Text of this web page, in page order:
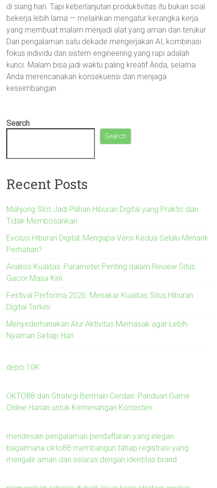
di siang hari. Tapi keberlanjutan produktivitas itu bukan soal
bekerja lebih lama — melainkan mengatur kerangka kerja
yang membuat malam menjadi alat yang aman dan terukur.
Dari pengalaman satu dekade mengerjakan AI, kombinasi
fokus individu dan sistem engineering yang rapi adalah
kunci. Malam bisa jadi waktu paling kreatif Anda, selama
Anda merencanakan konsekuensi dan menjaga
keseimbangan.
Search
Search
Recent Posts
Mahjong Slot Jadi Pilihan Hiburan Digital yang Praktis dan
Tidak Membosankan
Evolusi Hiburan Digital: Mengapa Versi Kedua Selalu Menarik
Perhatian?
Analisis Kualitas: Parameter Penting dalam Review Situs
Gacor Masa Kini
Festival Performa 2026: Menakar Kualitas Situs Hiburan
Digital Terkini
Menyederhanakan Alur Aktivitas Memasak agar Lebih
Nyaman Setiap Hari
depo 10K
OKTO88 dan Strategi Bermain Cerdas: Panduan Game
Online Harian untuk Kemenangan Konsisten
mendesain pengalaman pendaftaran yang elegan
bagaimana okto88 membangun tahap registrasi yang
mengalir aman dan selaras dengan identitas brand